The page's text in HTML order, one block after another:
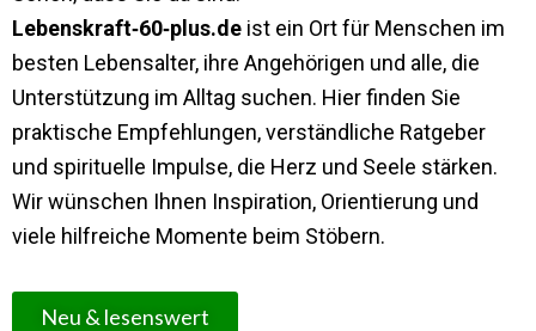
Lebenskraft‑60‑plus.de ist ein Ort für Menschen im
besten Lebensalter, ihre Angehörigen und alle, die
Unterstützung im Alltag suchen. Hier finden Sie
praktische Empfehlungen, verständliche Ratgeber
und spirituelle Impulse, die Herz und Seele stärken.
Wir wünschen Ihnen Inspiration, Orientierung und
viele hilfreiche Momente beim Stöbern.
Neu & lesenswert